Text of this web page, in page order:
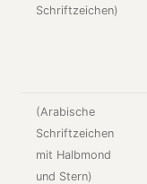
Schriftzeichen)
(Arabische
Schriftzeichen
mit Halbmond
und Stern)